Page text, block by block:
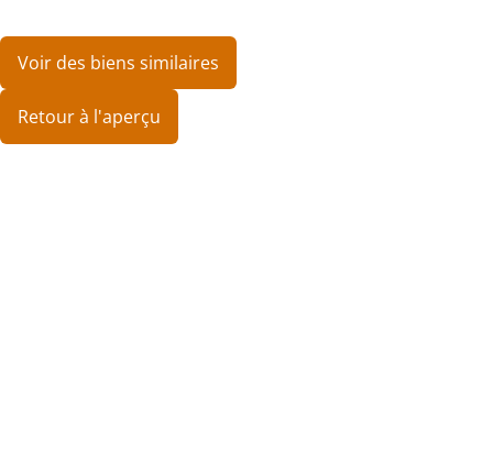
Voir des biens similaires
Retour à l'aperçu